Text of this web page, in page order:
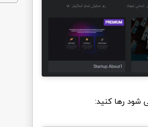
شود رها کنید: